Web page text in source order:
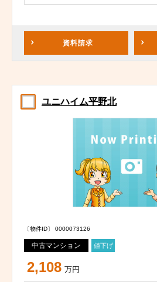
資料請求
ユニハイム平野北
〔物件ID〕 0000073126
中古マンション 値下げ
2,108 万円